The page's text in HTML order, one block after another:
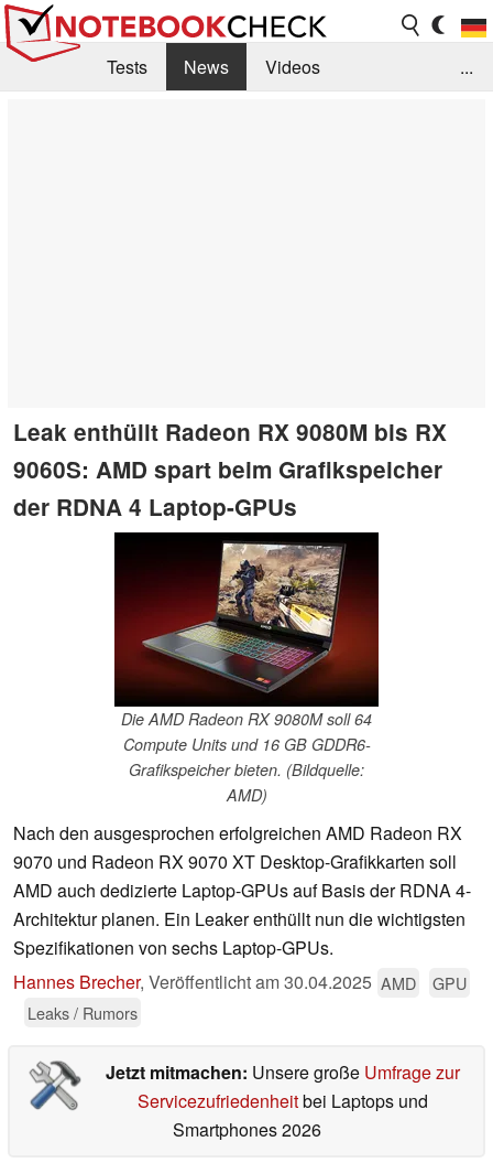
Tests News
Videos
...
Leak enthüllt Radeon RX 9080M bis RX
9060S: AMD spart beim Grafikspeicher
der RDNA 4 Laptop-GPUs
Die AMD Radeon RX 9080M soll 64
Compute Units und 16 GB GDDR6-
Grafikspeicher bieten. (Bildquelle:
AMD)
Nach den ausgesprochen erfolgreichen AMD Radeon RX
9070 und Radeon RX 9070 XT Desktop-Grafikkarten soll
AMD auch dedizierte Laptop-GPUs auf Basis der RDNA 4-
Architektur planen. Ein Leaker enthüllt nun die wichtigsten
Spezifikationen von sechs Laptop-GPUs.
Hannes Brecher, Veröffentlicht am30.04.2025 AMD
GPU
Leaks / Rumors
Jetzt mitmachen: Unsere große Umfrage zur
Servicezufriedenheitbei Laptops und
Smartphones 2026